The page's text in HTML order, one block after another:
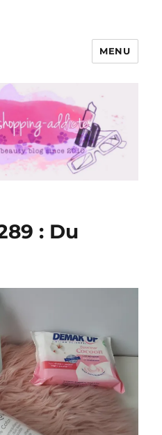
Shopping-addicte
MENU
: Du